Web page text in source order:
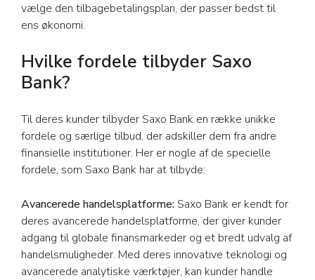
vælge den tilbagebetalingsplan, der passer bedst til
ens økonomi.
Hvilke fordele tilbyder Saxo
Bank?
Til deres kunder tilbyder Saxo Bank en række unikke
fordele og særlige tilbud, der adskiller dem fra andre
finansielle institutioner. Her er nogle af de specielle
fordele, som Saxo Bank har at tilbyde:
Avancerede handelsplatforme: Saxo Bank er kendt for
deres avancerede handelsplatforme, der giver kunder
adgang til globale finansmarkeder og et bredt udvalg af
handelsmuligheder. Med deres innovative teknologi og
avancerede analytiske værktøjer, kan kunder handle